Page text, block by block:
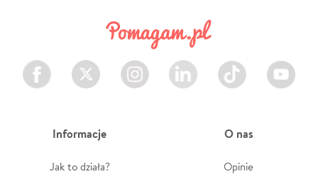
Facebook Twitter Instagram LinkedIn TikTok Youtube
Informacje
Jak to działa?
O nas
Opinie